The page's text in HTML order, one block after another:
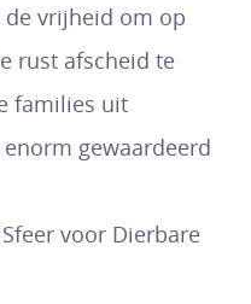
vrijheid om op
rust afscheid te
families uit
gewaardeerd
voor Dierbare